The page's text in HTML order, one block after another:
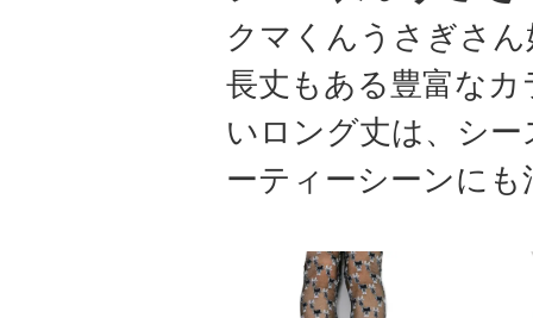
クマくんうさぎさ
長丈もある豊富な
いロング丈は、シ
ーティーシーンに